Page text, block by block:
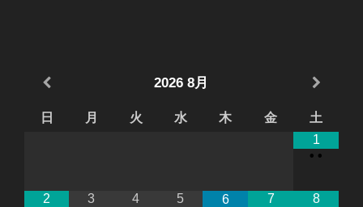
2026 8月
日 月 火 水 木 金
土
1
• •
2
3 4 5
6
7
8